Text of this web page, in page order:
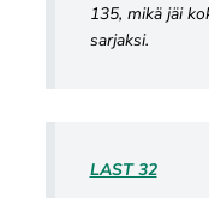
135, mikä jäi
sarjaksi.
LAST 32